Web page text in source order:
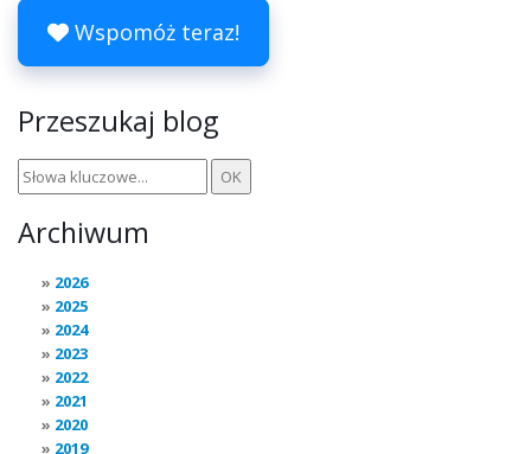
Wspomóż teraz!
Przeszukaj blog
Archiwum
2026
2025
2024
2023
2022
2021
2020
2019